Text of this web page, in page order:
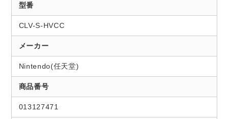
型番
CLV-S-HVCC
メーカー
Nintendo(任天堂)
商品番号
013127471